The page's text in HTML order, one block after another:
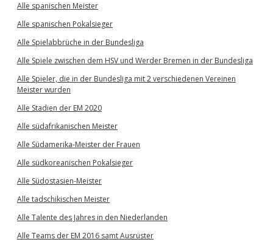
Alle spanischen Meister
Alle spanischen Pokalsieger
Alle Spielabbrüche in der Bundesliga
Alle Spiele zwischen dem HSV und Werder Bremen in der Bundesliga
Alle Spieler, die in der Bundesliga mit 2 verschiedenen Vereinen
Meister wurden
Alle Stadien der EM 2020
Alle südafrikanischen Meister
Alle Südamerika-Meister der Frauen
Alle südkoreanischen Pokalsieger
Alle Südostasien-Meister
Alle tadschikischen Meister
Alle Talente des Jahres in den Niederlanden
Alle Teams der EM 2016 samt Ausrüster